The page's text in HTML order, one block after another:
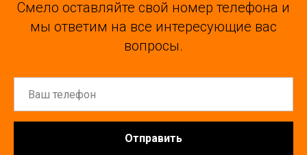
Смело оставляйте свой номер телефона и
мы ответим на все интересующие вас
вопросы.
Отправить